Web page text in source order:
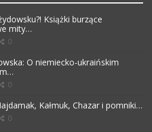
Książki burzące
mity…
0
O niemiecko-ukraińskim
0
Kałmuk, Chazar i pomniki…
0